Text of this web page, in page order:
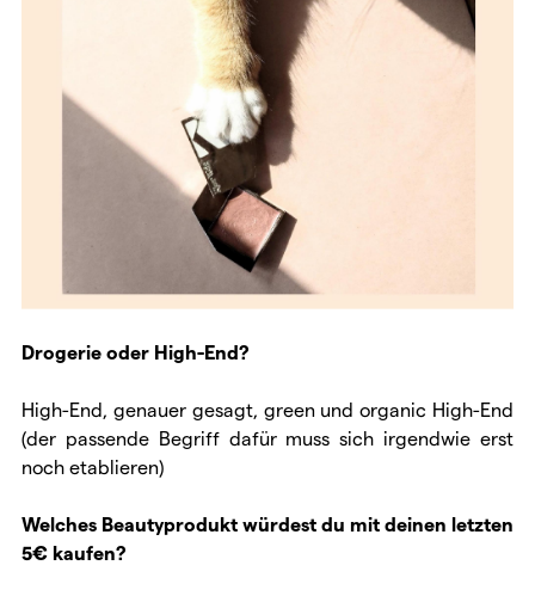
Drogerie oder High-End?
High-End, genauer gesagt, green und organic High-End
(der passende Begriff dafür muss sich irgendwie erst
noch etablieren)
Welches Beautyprodukt würdest du mit deinen letzten
5€ kaufen?